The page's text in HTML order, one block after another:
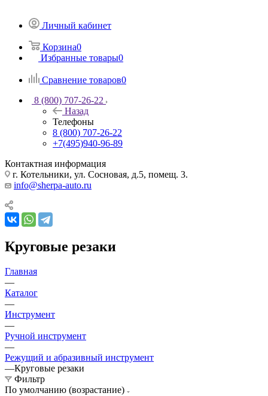
Личный кабинет
Корзина0
Избранные товары0
Сравнение товаров0
8 (800) 707-26-22
Назад
Телефоны
8 (800) 707-26-22
+7(495)940-96-89
Контактная информация
г. Котельники, ул. Сосновая, д.5, помещ. 3.
info@sherpa-auto.ru
Круговые резаки
Главная
—
Каталог
—
Инструмент
—
Ручной инструмент
—
Режущий и абразивный инструмент
—Круговые резаки
Фильтр
По умолчанию (возрастание)